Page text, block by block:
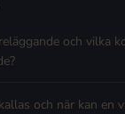
och vilka
och när kan en